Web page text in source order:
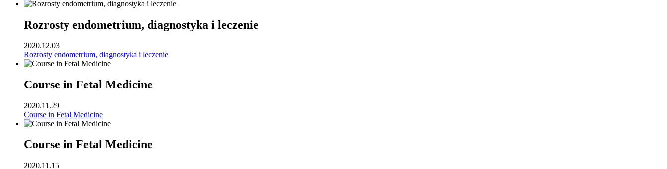
Rozrosty endometrium, diagnostyka i leczenie
2020.12.03
Rozrosty endometrium, diagnostyka i leczenie
Course in Fetal Medicine
2020.11.29
Course in Fetal Medicine
Course in Fetal Medicine
2020.11.15